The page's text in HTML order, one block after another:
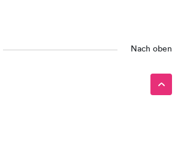
Nach oben